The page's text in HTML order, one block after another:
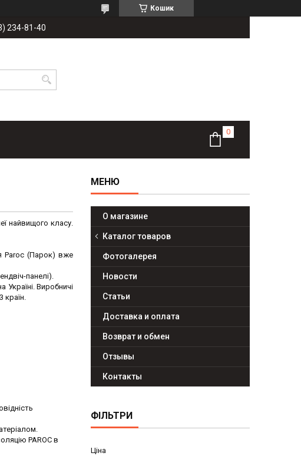
Кошик
234-81-40
найвищого класу.
Paroc (Парок) вже
панелі).
Україні. Виробничі
країн.
PAROC в
О магазине
Каталог товаров
Фотогалерея
Новости
Статьи
Доставка и оплата
Возврат и обмен
Отзывы
Контакты
ФІЛЬТРИ
Ціна